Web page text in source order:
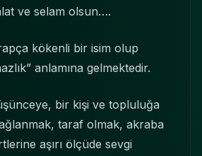
ve selam olsun….
kökenli bir isim olup
anlamına gelmektedir.
bir kişi ve topluluğa
taraf olmak, akraba
aşırı ölçüde sevgi